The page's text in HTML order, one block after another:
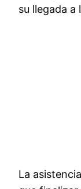
su llegada
La